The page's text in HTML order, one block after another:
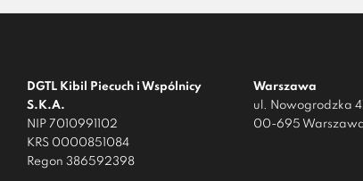
DGTL Kibil Piecuch i Wspólnicy
S.K.A.
NIP 7010991102
KRS 0000851084
Regon 386592398
Warszawa
ul. Nowogrodzka
00-695